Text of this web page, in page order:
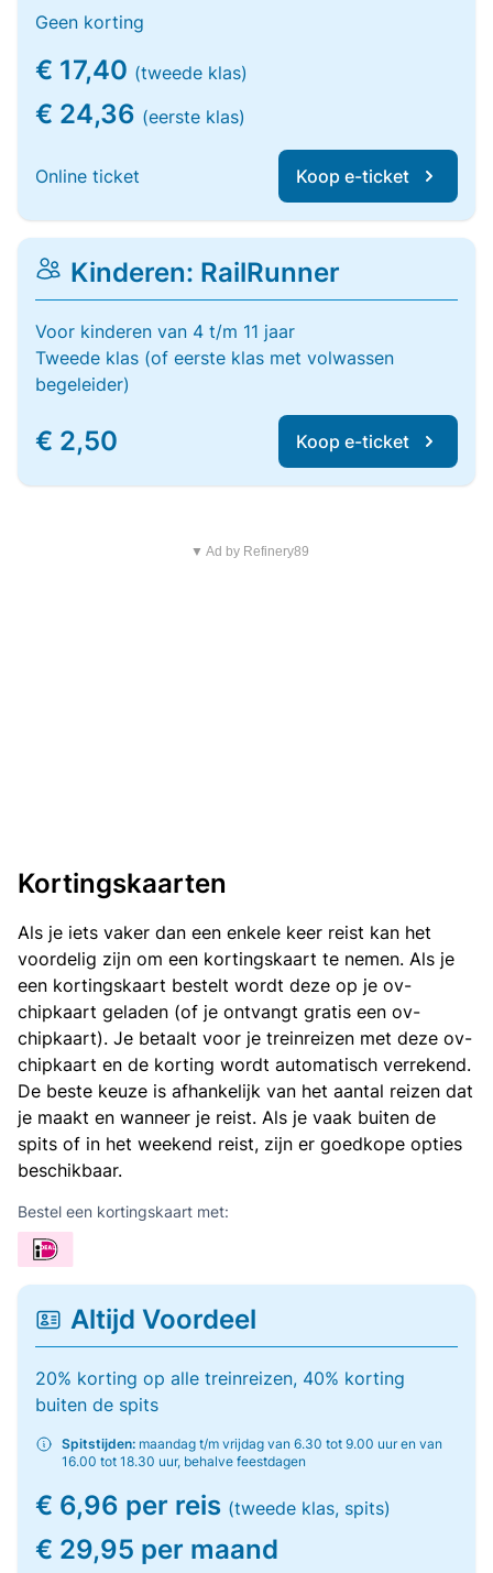
Geen korting
€ 17,40 (tweede klas)
€ 24,36 (eerste klas)
Online ticket Koop e-ticket
Kinderen: RailRunner
Voor kinderen van 4 t/m 11 jaar
Tweede klas (of eerste klas met volwassen
begeleider)
€ 2,50 Koop e-ticket
▼ Ad by Refinery89
Kortingskaarten
Als je iets vaker dan een enkele keer reist kan het
voordelig zijn om een kortingskaart te nemen. Als je
een kortingskaart bestelt wordt deze op je ov-
chipkaart geladen (of je ontvangt gratis een ov-
chipkaart). Je betaalt voor je treinreizen met deze ov-
chipkaart en de korting wordt automatisch verrekend.
De beste keuze is afhankelijk van het aantal reizen dat
je maakt en wanneer je reist. Als je vaak buiten de
spits of in het weekend reist, zijn er goedkope opties
beschikbaar.
Bestel een kortingskaart met:
Altijd Voordeel
20% korting op alle treinreizen, 40% korting
buiten de spits
Spitstijden: maandag t/m vrijdag van 6.30 tot 9.00 uur en van
16.00 tot 18.30 uur, behalve feestdagen
€ 6,96 per reis (tweede klas, spits)
€ 29,95 per maand